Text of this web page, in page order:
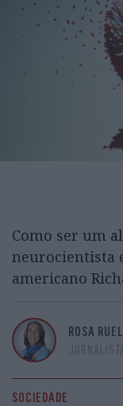
Como ser um
neurocientista
americano
ROSA
SOCIEDADE